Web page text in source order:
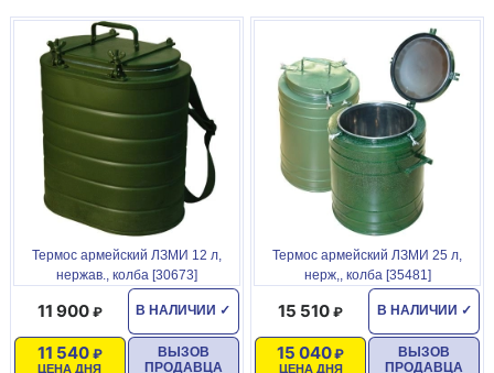
Термос армейский ЛЗМИ 12 л,
нержав., колба [30673]
В НАЛИЧИИ ✓
11 900
ЦЕНА ДНЯ
11 540
ВЫЗОВ
ПРОДАВЦА
Термос армейский ЛЗМИ 25 л,
нерж,, колба [35481]
В НАЛИЧИИ ✓
15 510
ЦЕНА ДНЯ
15 040
ВЫЗОВ
ПРОДАВЦА